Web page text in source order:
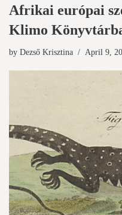
Afrikai európai
Klimo
by Dezső Krisztina April 9,